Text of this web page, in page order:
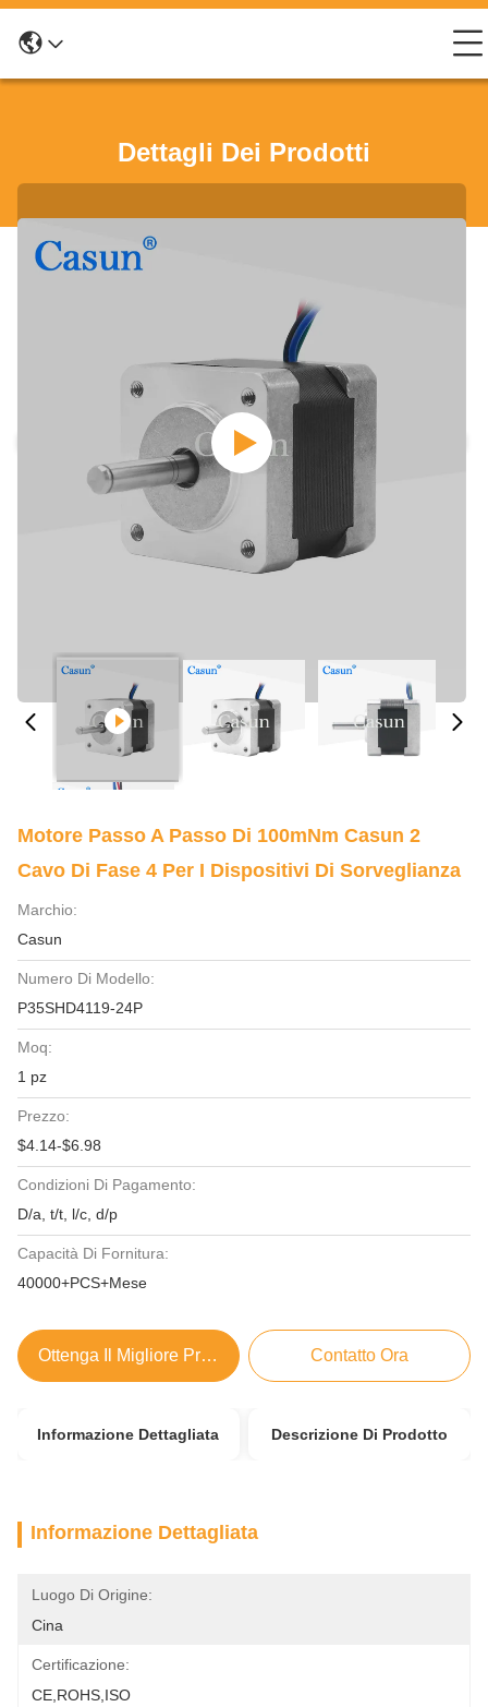
Dettagli Dei Prodotti
Motore Passo A Passo Di 100mNm Casun 2
Cavo Di Fase 4 Per I Dispositivi Di Sorveglianza
Marchio:
Casun
Numero Di Modello:
P35SHD4119-24P
Moq:
1 pz
Prezzo:
$4.14-$6.98
Condizioni Di Pagamento:
D/a, t/t, l/c, d/p
Capacità Di Fornitura:
40000+PCS+Mese
Ottenga Il Migliore Prezzo Contatto Ora
Informazione Dettagliata Descrizione Di Prodotto
Informazione Dettagliata
Luogo Di Origine:
Cina
Certificazione:
CE,ROHS,ISO